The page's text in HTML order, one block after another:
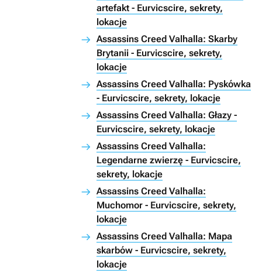
artefakt - Eurvicscire, sekrety,
lokacje
Assassins Creed Valhalla: Skarby
Brytanii - Eurvicscire, sekrety,
lokacje
Assassins Creed Valhalla: Pyskówka
- Eurvicscire, sekrety, lokacje
Assassins Creed Valhalla: Głazy -
Eurvicscire, sekrety, lokacje
Assassins Creed Valhalla:
Legendarne zwierzę - Eurvicscire,
sekrety, lokacje
Assassins Creed Valhalla:
Muchomor - Eurvicscire, sekrety,
lokacje
Assassins Creed Valhalla: Mapa
skarbów - Eurvicscire, sekrety,
lokacje